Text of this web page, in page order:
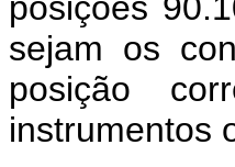
sejam os
posição
instrumentos